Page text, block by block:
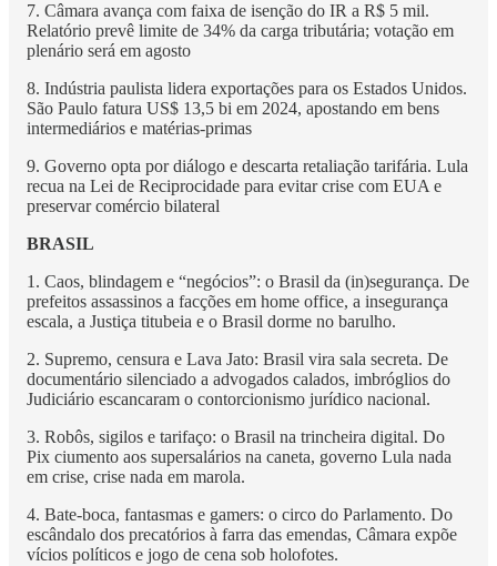
7. Câmara avança com faixa de isenção do IR a R$ 5 mil.
Relatório prevê limite de 34% da carga tributária; votação em
plenário será em agosto
8. Indústria paulista lidera exportações para os Estados Unidos.
São Paulo fatura US$ 13,5 bi em 2024, apostando em bens
intermediários e matérias-primas
9. Governo opta por diálogo e descarta retaliação tarifária. Lula
recua na Lei de Reciprocidade para evitar crise com EUA e
preservar comércio bilateral
BRASIL
1. Caos, blindagem e “negócios”: o Brasil da (in)segurança. De
prefeitos assassinos a facções em home office, a insegurança
escala, a Justiça titubeia e o Brasil dorme no barulho.
2. Supremo, censura e Lava Jato: Brasil vira sala secreta. De
documentário silenciado a advogados calados, imbróglios do
Judiciário escancaram o contorcionismo jurídico nacional.
3. Robôs, sigilos e tarifaço: o Brasil na trincheira digital. Do
Pix ciumento aos supersalários na caneta, governo Lula nada
em crise, crise nada em marola.
4. Bate-boca, fantasmas e gamers: o circo do Parlamento. Do
escândalo dos precatórios à farra das emendas, Câmara expõe
vícios políticos e jogo de cena sob holofotes.